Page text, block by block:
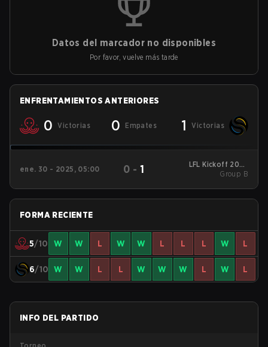
Datos del marcador no disponibles
Por favor, vuelve más tarde
ENFRENTAMIENTOS ANTERIORES
0 Victorias 0 Empates 1 Victorias
ene. 30 - 2025, 05:00 0 -1
LFL Kickoff 2025
Group B
Group B
FORMA RECIENTE
5/10 W W L W W L L L W L
6/10 W W L L W W W L W L
INFO DEL PARTIDO